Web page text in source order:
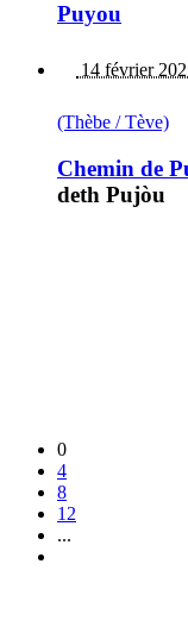
Puyou
14 février
(Thèbe / Tève)
Chemin de
deth Pujòu
0
4
8
12
...